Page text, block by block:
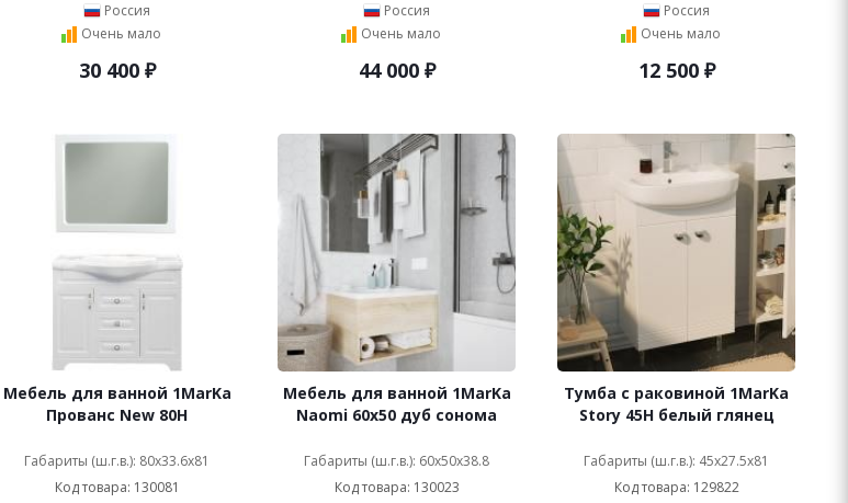
Россия
Очень мало
30 400₽
Россия
Очень мало
44 000₽
Россия
Очень мало
12 500₽
Мебель для ванной 1MarKa
Прованс New 80Н
Габариты (ш.г.в.): 80x33.6x81
Код товара: 130081
Мебель для ванной 1MarKa
Naomi 60х50 дуб сонома
Габариты (ш.г.в.): 60x50x38.8
Код товара: 130023
Тумба с раковиной 1MarKa
Story 45Н белый глянец
Габариты (ш.г.в.): 45x27.5x81
Код товара: 129822